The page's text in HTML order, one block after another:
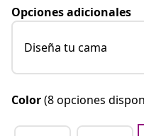
Opciones adicionales
Diseña tu cama
Color(8 opciones